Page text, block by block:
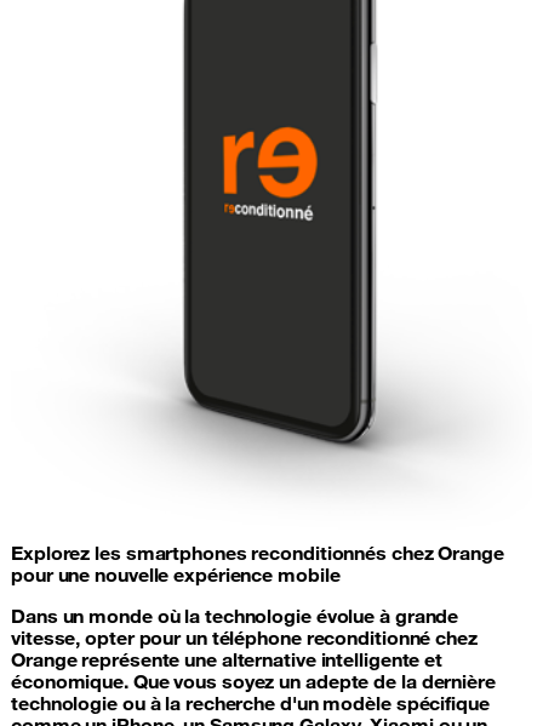
Explorez les smartphones reconditionnés chez Orange
pour une nouvelle expérience mobile
Dans un monde où la technologie évolue à grande
vitesse, opter pour un téléphone reconditionné chez
Orange représente une alternative intelligente et
économique. Que vous soyez un adepte de la dernière
technologie ou à la recherche d'un modèle spécifique